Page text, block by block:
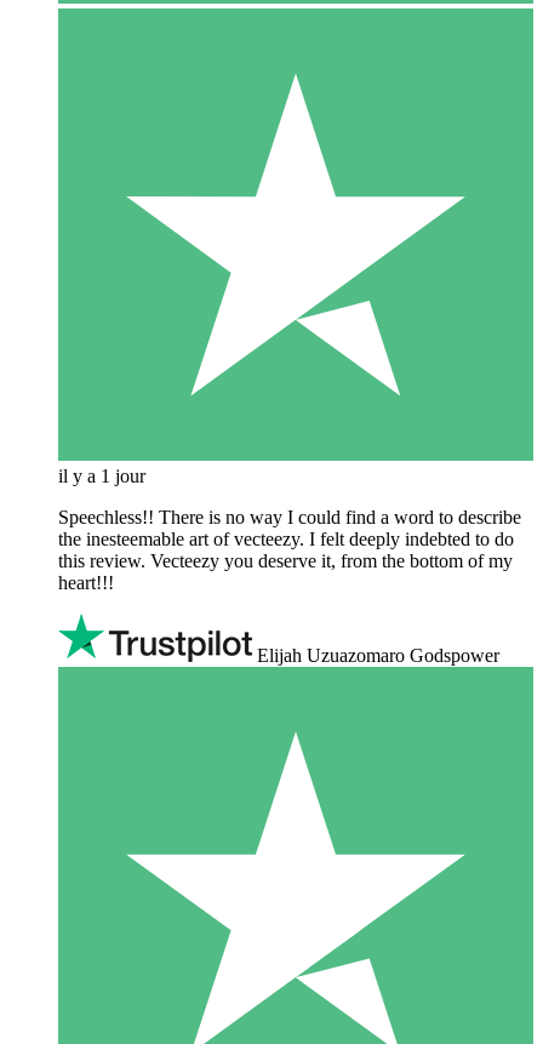
il y a 1 jour
Speechless!! There is no way I could find a word to describe
the inesteemable art of vecteezy. I felt deeply indebted to do
this review. Vecteezy you deserve it, from the bottom of my
heart!!!
Elijah Uzuazomaro Godspower